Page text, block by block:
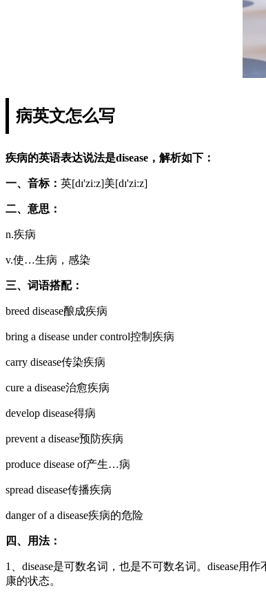
病英文怎么写
疾病的英语表达说法是disease，解析如下：
一、音标： 英[dɪ'ziːz]美[dɪ'ziːz]
二、意思：
n.疾病
v.使…生病，感染
三、词语搭配：
breed disease酿成疾病
bring a disease under control控制疾病
carry disease传染疾病
cure a disease治愈疾病
develop disease得病
prevent a disease预防疾病
produce disease of产生…病
spread disease传播疾病
danger of a disease疾病的危险
四、用法：
1、disease是可数名词，也是不可数名词。disease用
康的状态。